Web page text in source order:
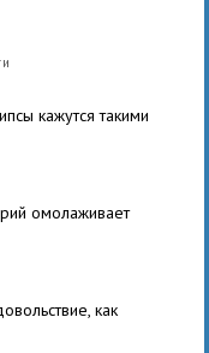
кажутся такими
омолаживает
как